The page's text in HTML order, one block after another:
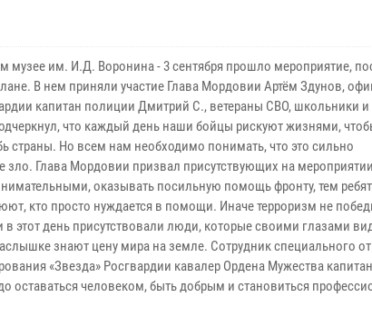
музее им. И.Д. Воронина - 3 сентября прошло мероприятие,
В нем приняли участие Глава Мордовии Артём Здунов,
капитан полиции Дмитрий С., ветераны СВО, школьники и
что каждый день наши бойцы рискуют жизнями,
страны. Но всем нам необходимо понимать, что это сильно
зло. Глава Мордовии призвал присутствующих на
оказывать посильную помощь фронту, тем
кто просто нуждается в помощи. Иначе терроризм не
в этот день присутствовали люди, которые своими глазами
знают цену мира на земле. Сотрудник специального
«Звезда» Росгвардии кавалер Ордена Мужества
человеком, быть добрым и становиться